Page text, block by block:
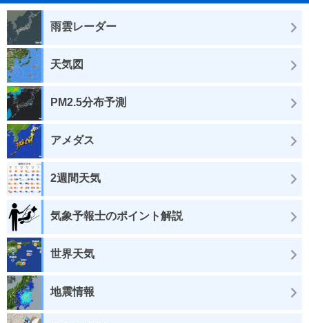
雨雲レーダー
天気図
PM2.5分布予測
アメダス
2週間天気
気象予報士のポイント解説
世界天気
地震情報